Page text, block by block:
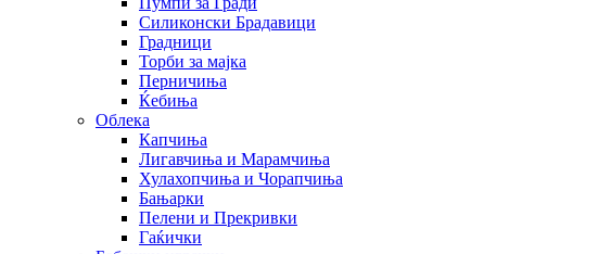
Силиконски Брадавици
Градници
Торби за мајка
Перничиња
Ќебиња
Облека
Капчиња
Лигавчиња и Марамчиња
Хулахопчиња и Чорапчиња
Бањарки
Пелени и Прекривки
Гаќички